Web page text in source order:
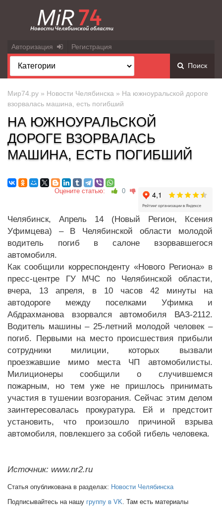
Авторизация Регистрация
Поиск
Мир74.ру » Новости Челябинска » На южноуральской дороге
взорвалась машина, есть погибший
НА ЮЖНОУРАЛЬСКОЙ
ДОРОГЕ ВЗОРВАЛАСЬ
МАШИНА, ЕСТЬ ПОГИБШИЙ
Оцените статью: 0
Челябинск, Апрель 14 (Новый Регион, Ксения
Уфимцева) – В Челябинской области молодой
водитель погиб в салоне взорвавшегося
автомобиля.
Как сообщили корреспонденту «Нового Региона» в
пресс-центре ГУ МЧС по Челябинской области,
вчера, 13 апреля, в 10 часов 42 минуты на
автодороге между поселками Уфимка и
Абдрахманова взорвался автомобиля ВАЗ-2112.
Водитель машины – 25-летний молодой человек –
погиб. Первыми на место происшествия прибыли
сотрудники милиции, которых вызвали
проезжавшие мимо места ЧП автомобилисты.
Милиционеры сообщили о случившемся
пожарным, но тем уже не пришлось принимать
участия в тушении возгорания. Сейчас этим делом
заинтересовалась прокуратура. Ей и предстоит
установить, что произошло причиной взрыва
автомобиля, повлекшего за собой гибель человека.
Источник: www.nr2.ru
Статья опубликована в разделах: Новости Челябинска
Подписывайтесь на нашу группу в VK. Там есть материалы